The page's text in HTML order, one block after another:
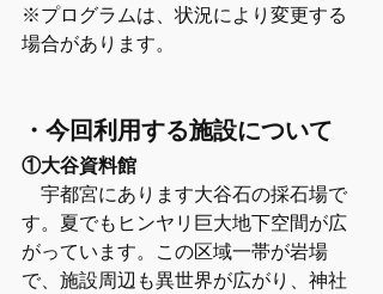
※プログラムは、状況により変更する
場合があります。
・今回利用する施設について
①大谷資料館
宇都宮にあります大谷石の採石場で
す。夏でもヒンヤリ巨大地下空間が広
がっています。この区域一帯が岩場
で、施設周辺も異世界が広がり、神社